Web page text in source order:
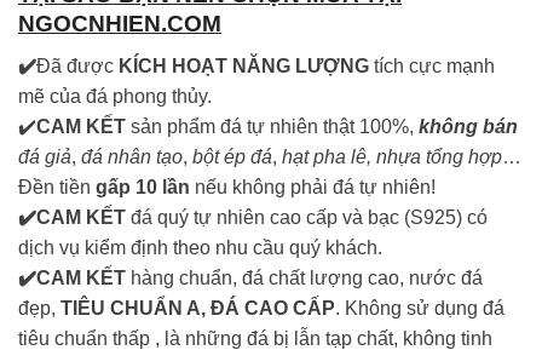
NGOCNHIEN.COM
✔️Đã được KÍCH HOẠT NĂNG LƯỢNG tích cực mạnh
mẽ của đá phong thủy.
✔️CAM KẾT sản phẩm đá tự nhiên thật 100%, không bán
đá giả, đá nhân tạo, bột ép đá, hạt pha lê, nhựa tổng hợp…
Đền tiền gấp 10 lần nếu không phải đá tự nhiên!
✔️CAM KẾT đá quý tự nhiên cao cấp và bạc (S925) có
dịch vụ kiểm định theo nhu cầu quý khách.
✔️CAM KẾT hàng chuẩn, đá chất lượng cao, nước đá
đẹp, TIÊU CHUẨN A, ĐÁ CAO CẤP. Không sử dụng đá
tiêu chuẩn thấp , là những đá bị lẫn tạp chất, không tinh